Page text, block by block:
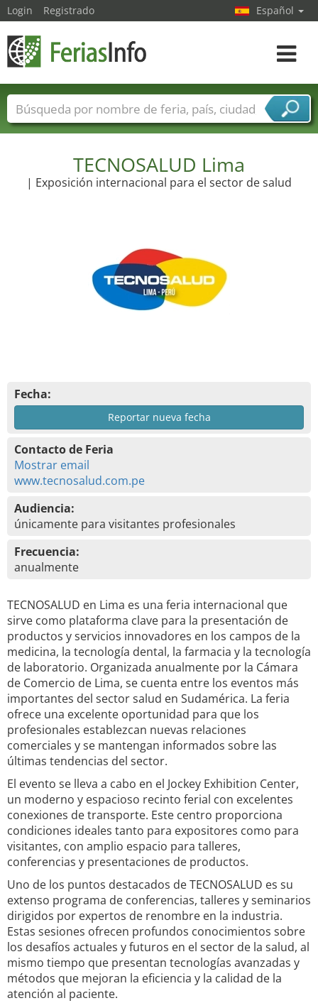
TECNOSALUD Lima
| Exposición internacional para el sector de salud
Fecha:
Reportar nueva fecha
Contacto de Feria
Mostrar email
www.tecnosalud.com.pe
Audiencia:
únicamente para visitantes profesionales
Frecuencia:
anualmente
TECNOSALUD en Lima es una feria internacional que
sirve como plataforma clave para la presentación de
productos y servicios innovadores en los campos de la
medicina, la tecnología dental, la farmacia y la tecnología
de laboratorio. Organizada anualmente por la Cámara
de Comercio de Lima, se cuenta entre los eventos más
importantes del sector salud en Sudamérica. La feria
ofrece una excelente oportunidad para que los
profesionales establezcan nuevas relaciones
comerciales y se mantengan informados sobre las
últimas tendencias del sector.
El evento se lleva a cabo en el Jockey Exhibition Center,
un moderno y espacioso recinto ferial con excelentes
conexiones de transporte. Este centro proporciona
condiciones ideales tanto para expositores como para
visitantes, con amplio espacio para talleres,
conferencias y presentaciones de productos.
Uno de los puntos destacados de TECNOSALUD es su
extenso programa de conferencias, talleres y seminarios
dirigidos por expertos de renombre en la industria.
Estas sesiones ofrecen profundos conocimientos sobre
los desafíos actuales y futuros en el sector de la salud, al
mismo tiempo que presentan tecnologías avanzadas y
métodos que mejoran la eficiencia y la calidad de la
atención al paciente.
Login Registrado Español
toggle
Nombres de ferias Países
Ciudades
Sectores de proveedor de servicios